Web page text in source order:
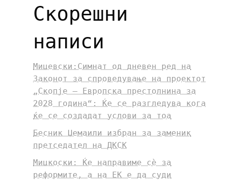
Скорешни
написи
Мицевски:Симнат од дневен ред на
Законот за спроведување на проектот
„Скопје – Европска престолнина за
2028 година“: Ќе се разгледува кога
ќе се создадат услови за тоа
Бесник Џемаили избран за заменик
претседател на ДКСК
Мицкоски: Ќе направиме сè за
реформите, а на ЕК е да суди